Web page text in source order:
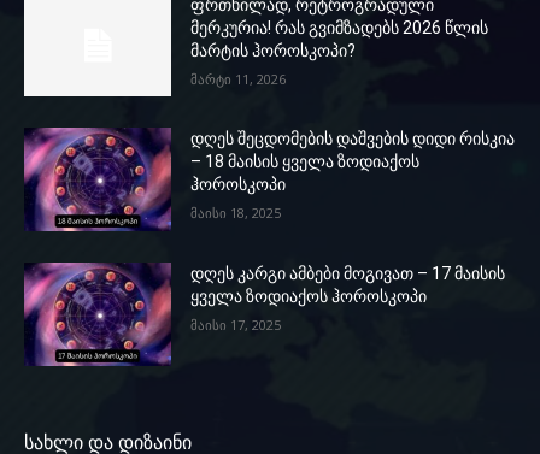
ფრთხილად, რეტროგრადული
მერკურია! რას გვიმზადებს 2026 წლის
მარტის ჰოროსკოპი?
მარტი 11, 2026
დღეს შეცდომების დაშვების დიდი რისკია
– 18 მაისის ყველა ზოდიაქოს
ჰოროსკოპი
მაისი 18, 2025
დღეს კარგი ამბები მოგივათ – 17 მაისის
ყველა ზოდიაქოს ჰოროსკოპი
მაისი 17, 2025
სახლი და დიზაინი